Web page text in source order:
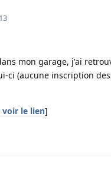
mon garage, j'ai
ci (aucune inscription
voir le lien]